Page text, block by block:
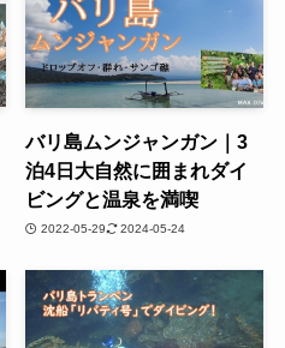
バリ島ムンジャンガン｜3
泊4日大自然に囲まれダイ
ビングと温泉を満喫
2022-05-29 2024-05-24